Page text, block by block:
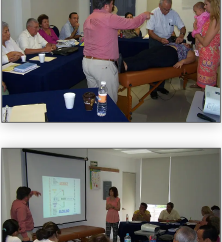
escuela o institución. Es una modalidad rápida y ágil
y da resultados inmediatos.